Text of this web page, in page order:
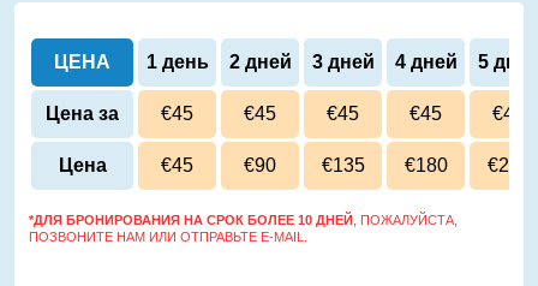
ЦЕНА 1 день 2 дней 3 дней 4 дней 5
Цена за
сутки
€45 €45 €45 €45 €45
Цена €45 €90 €135 €180 €225
*ДЛЯ БРОНИРОВАНИЯ НА СРОК БОЛЕЕ 10 ДНЕЙ , ПОЖАЛУЙСТА,
ПОЗВОНИТЕ НАМ ИЛИ ОТПРАВЬТЕ E-MAIL.